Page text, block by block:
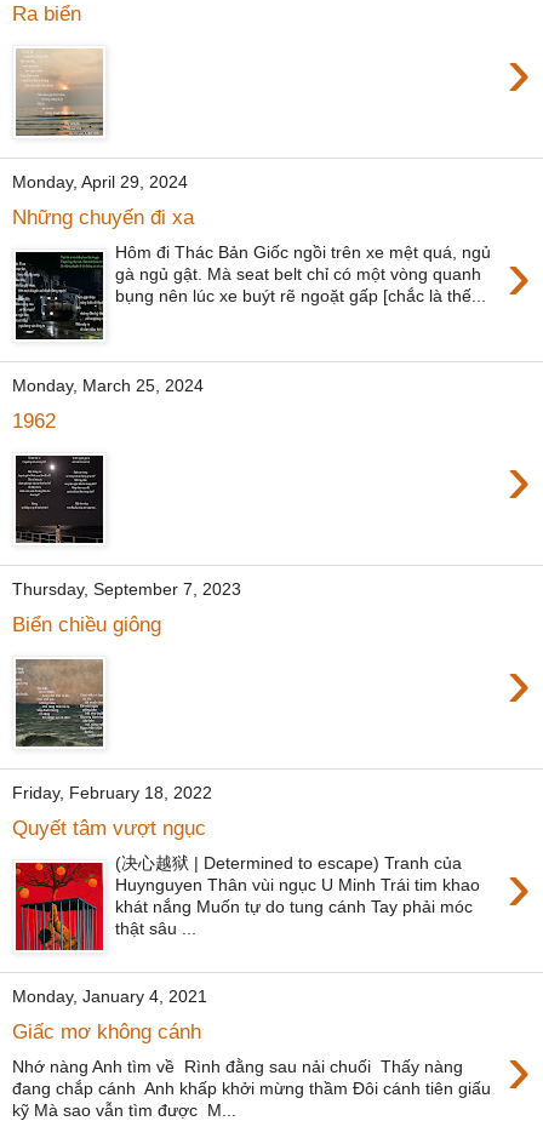
Ra biển
›
Monday, April 29, 2024
Những chuyến đi xa
›
Hôm đi Thác Bản Giốc ngồi trên xe mệt quá, ngủ
gà ngủ gật. Mà seat belt chỉ có một vòng quanh
bụng nên lúc xe buýt rẽ ngoặt gấp [chắc là thế...
Monday, March 25, 2024
1962
›
Thursday, September 7, 2023
Biển chiều giông
›
Friday, February 18, 2022
Quyết tâm vượt ngục
›
(决心越狱 | Determined to escape) Tranh của
Huynguyen Thân vùi ngục U Minh Trái tim khao
khát nắng Muốn tự do tung cánh Tay phải móc
thật sâu ...
Monday, January 4, 2021
Giấc mơ không cánh ›
Nhớ nàng Anh tìm về Rình đằng sau nải chuối Thấy nàng
đang chắp cánh Anh khấp khởi mừng thầm Đôi cánh tiên giấu
kỹ Mà sao vẫn tìm được M...